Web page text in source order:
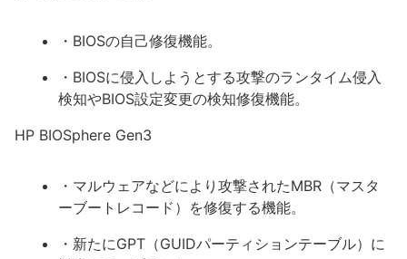
・BIOSの自己修復機能。
・BIOSに侵入しようとする攻撃のランタイム侵入
検知やBIOS設定変更の検知修復機能。
HP BIOSphere Gen3
・マルウェアなどにより攻撃されたMBR（マスタ
ーブートレコード）を修復する機能。
・新たにGPT（GUIDパーティションテーブル）に